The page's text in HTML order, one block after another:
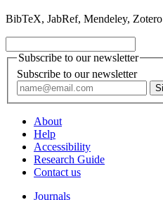
BibTeX, JabRef, Mendeley, Zotero
Subscribe to our newsletter
Subscribe to our newsletter
About
Help
Accessibility
Research Guide
Contact us
Journals